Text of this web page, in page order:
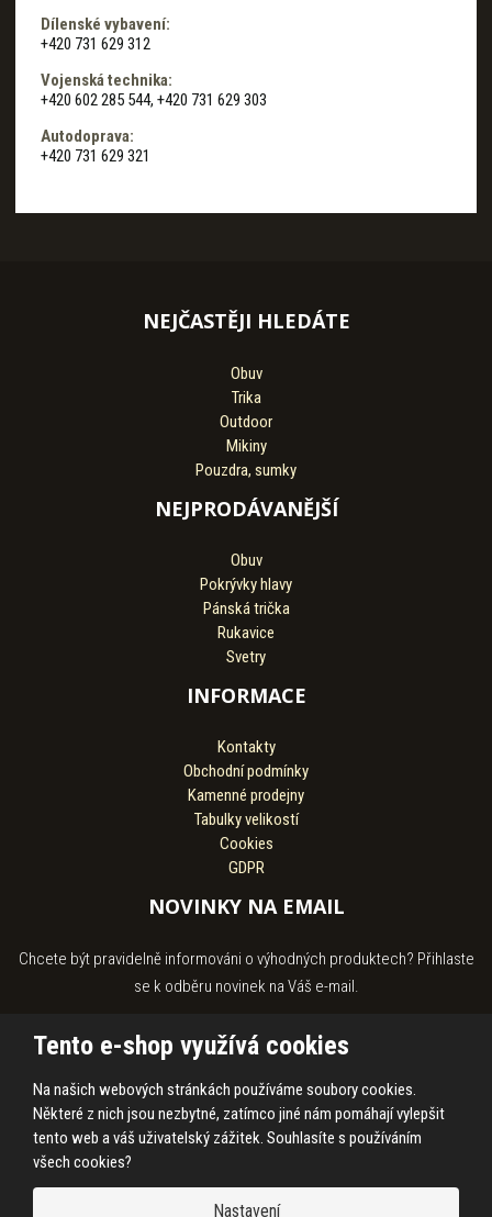
Tento e-shop využívá cookies
Na našich webových stránkách používáme soubory cookies.
Některé z nich jsou nezbytné, zatímco jiné nám pomáhají vylepšit
tento web a váš uživatelský zážitek. Souhlasíte s používáním
všech cookies?
Nastavení
Dílenské vybavení:
+420 731 629 312
Vojenská technika:
+420 602 285 544, +420 731 629 303
Autodoprava:
+420 731 629 321
NEJČASTĚJI HLEDÁTE
Obuv
Trika
Outdoor
Mikiny
Pouzdra, sumky
NEJPRODÁVANĚJŠÍ
Obuv
Pokrývky hlavy
Pánská trička
Rukavice
Svetry
INFORMACE
Kontakty
Obchodní podmínky
Kamenné prodejny
Tabulky velikostí
Cookies
GDPR
NOVINKY NA EMAIL
Chcete být pravidelně informováni o výhodných produktech? Přihlaste
se k odběru novinek na Váš e-mail.
Souhlasím sezpracováním osobních údajů.
© 2026, HASS Hroby s.r.o.
Ochrana osobních údajů